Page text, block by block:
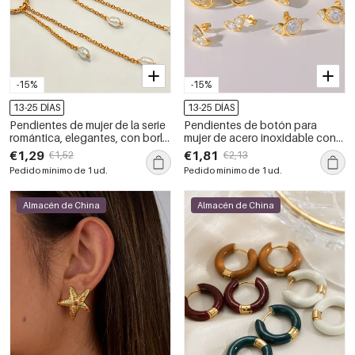
-15%
13-25 DÍAS
Pendientes de mujer de la serie
romántica, elegantes, con borla
en forma de corazón, de acero
inoxidable, resistentes al agua y
color dorado.
€1,29 €1,52
Pedido mínimo de 1 ud.
-15%
13-25 DÍAS
Pendientes de botón para
mujer de acero inoxidable con
forma geométrica, resistentes al
agua y de color dorado, de la
serie Simple.
€1,81 €2,13
Pedido mínimo de 1 ud.
Almacén de China Almacén de China